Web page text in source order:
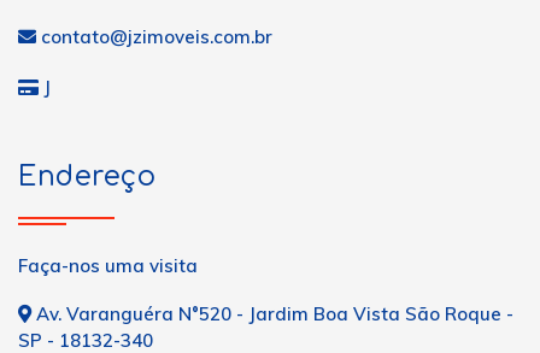
contato@jzimoveis.com.br
J
Endereço
Faça-nos uma visita
Av. Varanguéra N°520 - Jardim Boa Vista São Roque -
SP - 18132-340